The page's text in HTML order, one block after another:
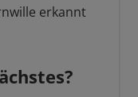
erkannt